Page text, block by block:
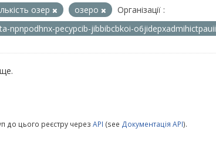
озер озеро
Організації :
npnpodhnx-pecypcib-jibbibcbkoi-o6jidepxadmihictpauii
до цього реєстру через API (see Документація API).